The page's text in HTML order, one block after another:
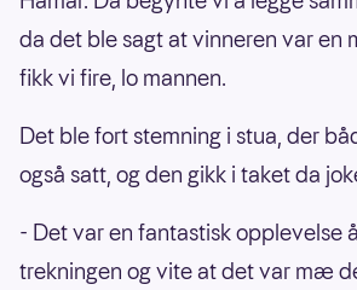
da det ble sagt at vinneren var en
fikk vi fire, lo mannen.
Det ble fort stemning i stua, der
også satt, og den gikk i taket da
- Det var en fantastisk opplevelse
trekningen og vite at det var mæ